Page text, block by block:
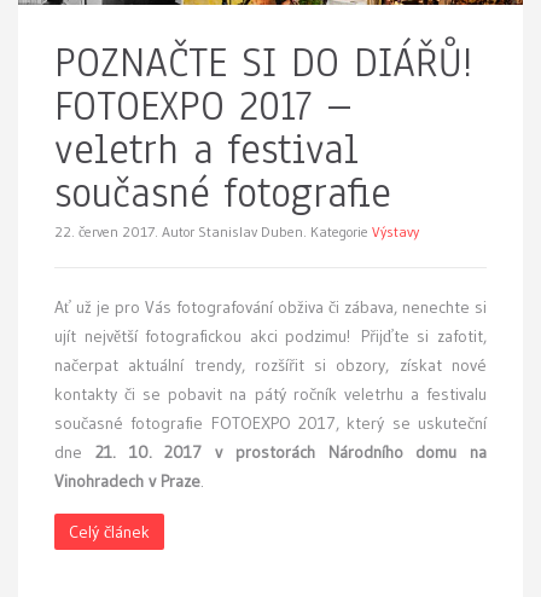
POZNAČTE SI DO DIÁŘŮ!
FOTOEXPO 2017 –
veletrh a festival
současné fotografie
22. červen 2017. Autor Stanislav Duben. Kategorie Výstavy
Ať už je pro Vás fotografování obživa či zábava, nenechte si
ujít největší fotografickou akci podzimu! Přijďte si zafotit,
načerpat aktuální trendy, rozšířit si obzory, získat nové
kontakty či se pobavit na pátý ročník veletrhu a festivalu
současné fotografie FOTOEXPO 2017, který se uskuteční
dne 21. 10. 2017 v prostorách Národního domu na
Vinohradech v Praze.
Celý článek